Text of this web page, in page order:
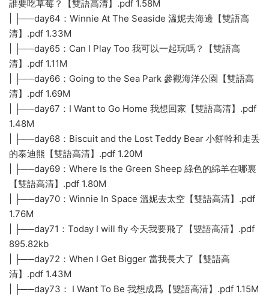
誰要吃草莓？【雙語高清】.pdf 1.58M
| ├──day64：Winnie At The Seaside 溫妮去海邊【雙語高
清】.pdf 1.33M
| ├──day65：Can I Play Too 我可以一起玩嗎？【雙語高
清】.pdf 1.11M
| ├──day66：Going to the Sea Park 參觀海洋公園【雙語高
清】.pdf 1.69M
| ├──day67：I Want to Go Home 我想回家【雙語高清】.pdf
1.48M
| ├──day68：Biscuit and the Lost Teddy Bear 小餅幹和走丢
的泰迪熊【雙語高清】.pdf 1.20M
| ├──day69：Where Is the Green Sheep 綠色的綿羊在哪裏
【雙語高清】.pdf 1.80M
| ├──day70：Winnie In Space 溫妮去太空【雙語高清】.pdf
1.76M
| ├──day71：Today I will fly 今天我要飛了【雙語高清】.pdf
895.82kb
| ├──day72：When I Get Bigger 當我長大了【雙語高
清】.pdf 1.43M
| ├──day73： I Want To Be 我想成爲【雙語高清】.pdf 1.15M